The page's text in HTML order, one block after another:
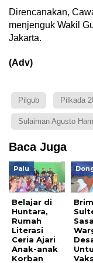
Direncanakan,
menjenguk Wakil
Jakarta.
(Adv)
Pilgub Pilkada
Sulaiman Agusto
Baca Juga
Palu
Belajar di
Huntara,
Rumah
Literasi
Ceria Ajari
Anak-anak
Korban